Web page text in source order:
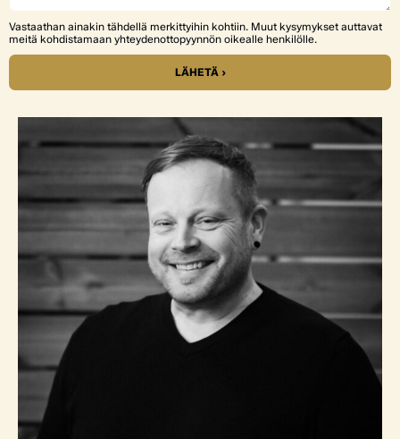
Vastaathan ainakin tähdellä merkittyihin kohtiin. Muut kysymykset auttavat
meitä kohdistamaan yhteydenottopyynnön oikealle henkilölle.
LÄHETÄ ›